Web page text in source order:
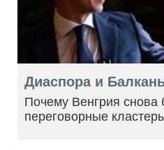
Диаспора и
Почему Венгрия снова
переговорные